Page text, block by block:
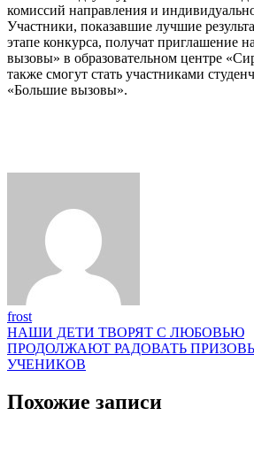
комиссий направления и
Участники, показавшие лучшие
этапе конкурса, получат приглашение
вызовы» в образовательном центре
также смогут стать участниками
«Большие вызовы».
frost
Навигация
по
НАШИ ДЕТИ ТВОРЯТ С ЛЮБОВЬЮ
ПРОДОЛЖАЮТ РАДОВАТЬ
УЧЕНИКОВ
Похожие записи